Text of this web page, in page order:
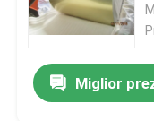
Miglior